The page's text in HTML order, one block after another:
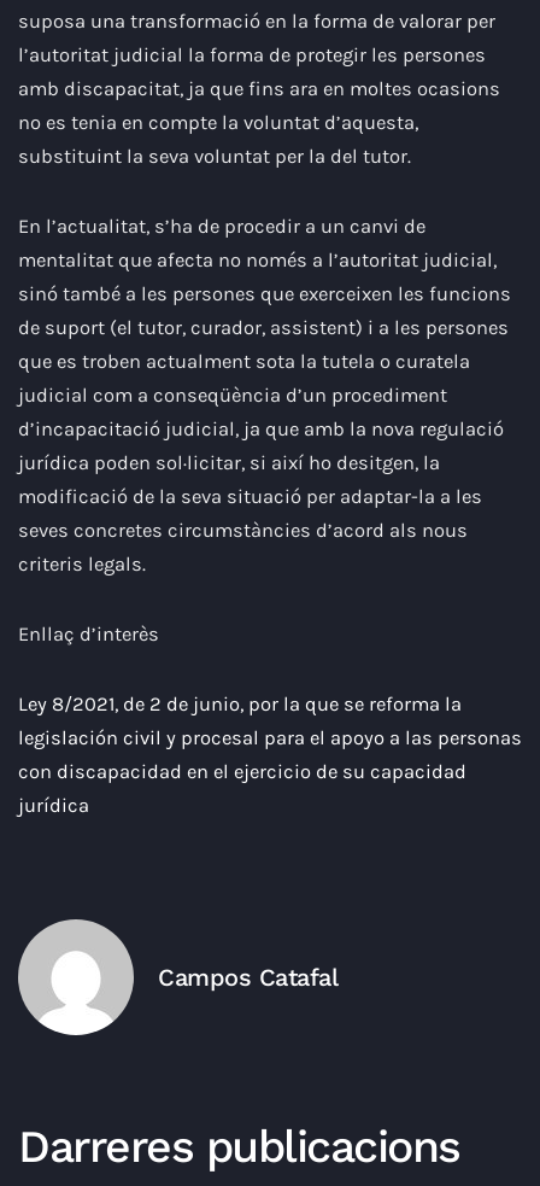
suposa una transformació en la forma de valorar per
l’autoritat judicial la forma de protegir les persones
amb discapacitat, ja que fins ara en moltes ocasions
no es tenia en compte la voluntat d’aquesta,
substituint la seva voluntat per la del tutor.
En l’actualitat, s’ha de procedir a un canvi de
mentalitat que afecta no només a l’autoritat judicial,
sinó també a les persones que exerceixen les funcions
de suport (el tutor, curador, assistent) i a les persones
que es troben actualment sota la tutela o curatela
judicial com a conseqüència d’un procediment
d’incapacitació judicial, ja que amb la nova regulació
jurídica poden sol·licitar, si així ho desitgen, la
modificació de la seva situació per adaptar-la a les
seves concretes circumstàncies d’acord als nous
criteris legals.
Enllaç d’interès
Ley 8/2021, de 2 de junio, por la que se reforma la
legislación civil y procesal para el apoyo a las personas
con discapacidad en el ejercicio de su capacidad
jurídica
Campos Catafal
Darreres publicacions